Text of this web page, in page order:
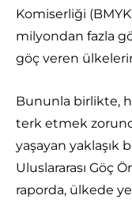
Komiserliği
milyondan fazla
göç veren
Bununla birlikte,
terk etmek
yaşayan yaklaşık
Uluslararası Göç
raporda, ülkede